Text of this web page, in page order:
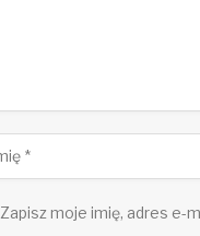
Zapisz moje imię, adres e-